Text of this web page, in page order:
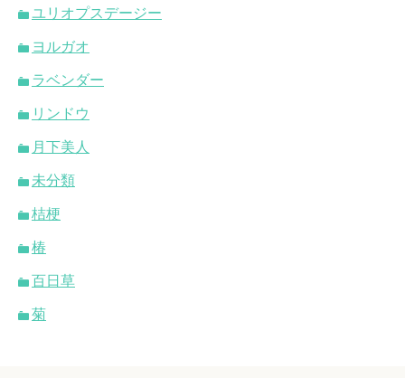
ユリオプスデージー
ヨルガオ
ラベンダー
リンドウ
月下美人
未分類
桔梗
椿
百日草
菊